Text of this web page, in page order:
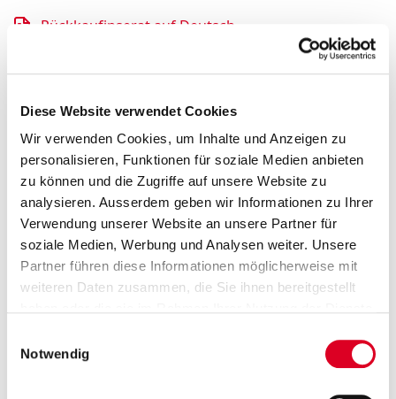
Diese Website verwendet Cookies
Wir verwenden Cookies, um Inhalte und Anzeigen zu
personalisieren, Funktionen für soziale Medien anbieten
zu können und die Zugriffe auf unsere Website zu
analysieren. Ausserdem geben wir Informationen zu Ihrer
Verwendung unserer Website an unsere Partner für
soziale Medien, Werbung und Analysen weiter. Unsere
Partner führen diese Informationen möglicherweise mit
weiteren Daten zusammen, die Sie ihnen bereitgestellt
Notwendig
Rückkaufinserat auf Deutsch
Rückkaufinserat auf Englisch
Rückkaufinserat auf Französisch
Die im Rahmen des Aktienrück­kauf­pro­gramms
getätigten und zu veröffent­lichend­en Transa­
ktionen können hier einge­sehen werden:
Transak­tionen
Informationen für Anleger